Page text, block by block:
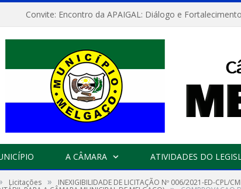
A CÂMARA ATIVIDADES DO
Licitações » INEXIGIBILIDADE DE LICITAÇÃO Nº 006/2021-ED-CPL/